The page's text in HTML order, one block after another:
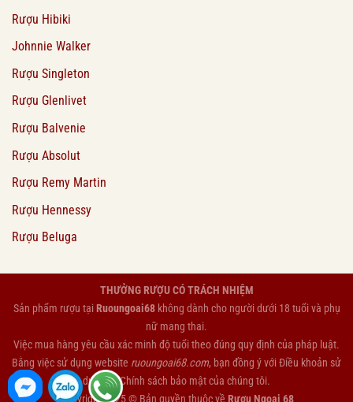
Rượu Hibiki
Johnnie Walker
Rượu Singleton
Rượu Glenlivet
Rượu Balvenie
Rượu Absolut
Rượu Remy Martin
Rượu Hennessy
Rượu Beluga
THƯỞNG RƯỢU CÓ TRÁCH NHIỆM
Sản phẩm rượu tạiRuoungoai68không dành cho người dưới 18 tuổi và phụ
nữ mang thai.
Việc mua hàng yêu cầu xác minh độ tuổi theo đúng quy định của pháp luật.
Bằng việc sử dụng website ruoungoai68.com, bạn đồng ý vớiĐiều khoản sử
dụng vàChính sách bảo mậtcủa chúng tôi.
Copyright 2025 © Bản quyền thuộc về Rượu Ngoại 68